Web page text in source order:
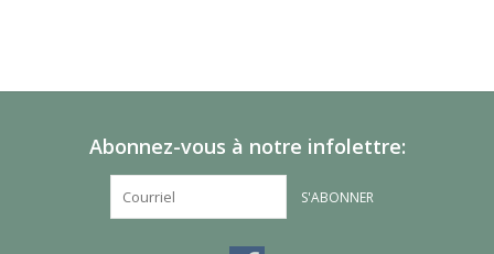
Abonnez-vous à notre infolettre:
S'ABONNER